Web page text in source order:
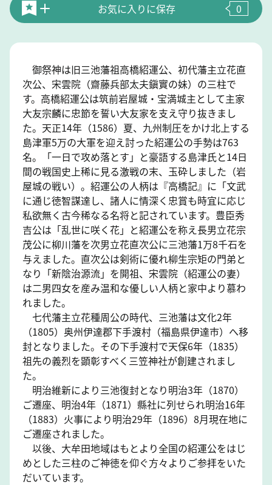
お気に入りに保存 0
御祭神は旧三池藩祖高橋紹運公、初代藩主立花直
次公、宋雲院（齋藤兵部太夫鎭實の妹）の三柱で
す。高橋紹運公は筑前岩屋城・宝満城主として主家
大友宗麟に忠節を誓い大友家を支え守り抜きまし
た。天正14年（1586）夏、九州制圧をかけ北上する
島津軍5万の大軍を迎え討った紹運公の手勢は763
名。「一日で攻め落とす」と豪語する島津氏と14日
間の戦国史上稀に見る激戦の末、玉砕しました（岩
屋城の戦い）。紹運公の人柄は『高橋記』に「文武
に通じ徳智謀達し、諸人に情深く忠賞も時宜に応じ
私欲無く古今稀なる名将と記されています。豊臣秀
吉公は「乱世に咲く花」と紹運公を称え長男立花宗
茂公に柳川藩を次男立花直次公に三池藩1万8千石を
与えました。直次公は剣術に優れ柳生宗矩の門弟と
なり「新陰治源流」を開祖、宋雲院（紹運公の妻）
は二男四女を産み温和な優しい人柄と家中より慕わ
れました。
七代藩主立花種周公の時代、三池藩は文化2年
（1805）奥州伊達郡下手渡村（福島県伊達市）へ移
封となりました。その下手渡村で天保6年（1835）
祖先の義烈を顕彰すべく三笠神社が創建されまし
た。
明治維新により三池復封となり明治3年（1870）
ご遷座、明治4年（1871）縣社に列せられ明治16年
（1883）火事により明治29年（1896）8月現在地に
ご遷座されました。
以後、大牟田地域はもとより全国の紹運公をはじ
めとした三柱のご神徳を仰ぐ方々よりご参拝をいた
だいています。